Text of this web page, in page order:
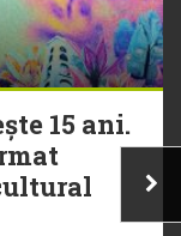
15 ani.